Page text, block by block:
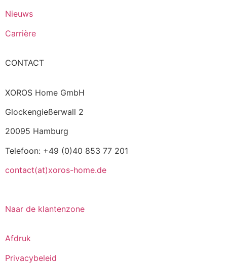
Nieuws
Carrière
CONTACT
XOROS Home GmbH
Glockengießerwall 2
20095 Hamburg
Telefoon: +49 (0)40 853 77 201
contact(at)xoros-home.de
Naar de klantenzone
Afdruk
Privacybeleid